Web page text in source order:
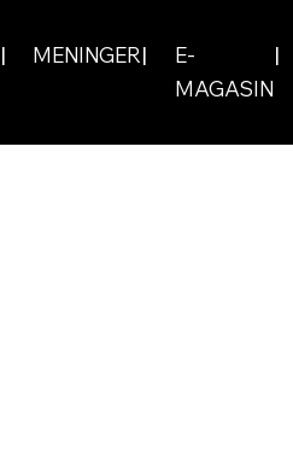
MENINGER
E-
MAGASIN